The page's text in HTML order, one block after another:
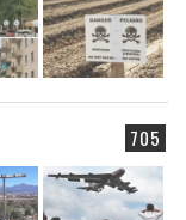
705